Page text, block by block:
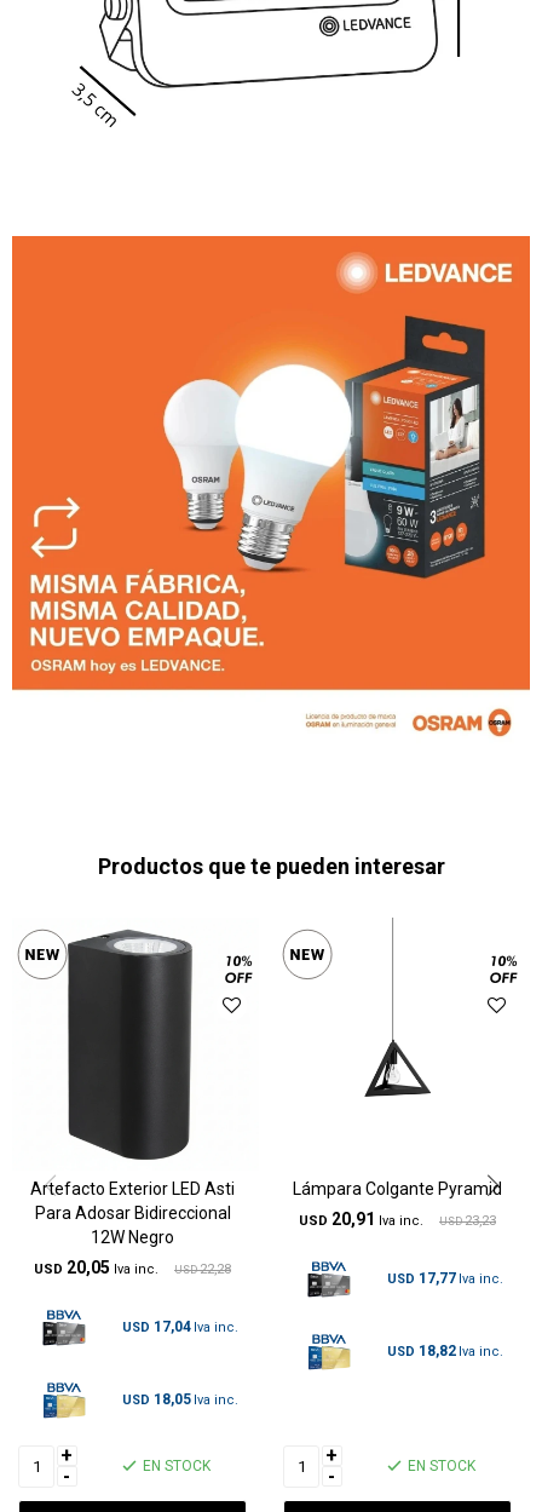
Productos que te pueden interesar
Artefacto Exterior LED Asti
Para Adosar Bidireccional
12W Negro
USD 20,05 USD 22,28
USD 17,04
USD 18,05
+
-
EN STOCK
Lámpara Colgante Pyramid
USD 20,91 USD 23,23
USD 17,77
USD 18,82
+
-
EN STOCK